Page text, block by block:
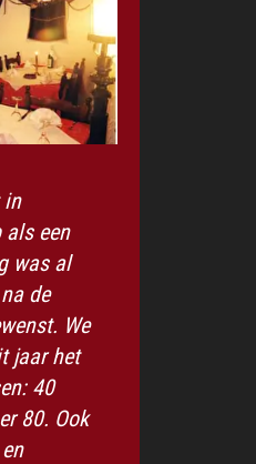
in
als een
was al
de
We
jaar het
40
80. Ook